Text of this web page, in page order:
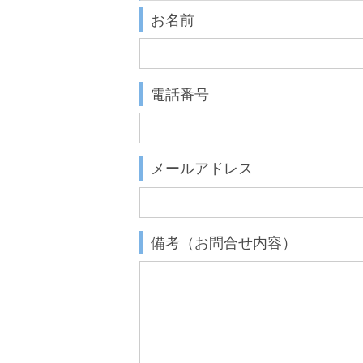
お名前
電話番号
メールアドレス
備考（お問合せ内容）